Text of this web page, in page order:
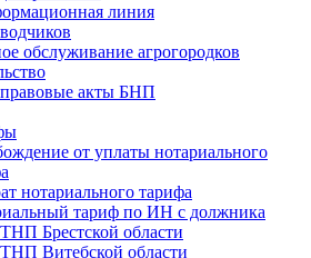
линия
обслуживание агрогородков
акты БНП
от уплаты нотариального
нотариального тарифа
тариф по ИН с должника
ТНП Брестской области
ТНП Витебской области